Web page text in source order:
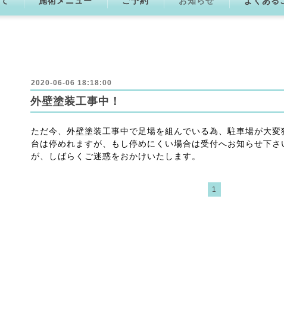
2020-06-06 18:18:00
外壁塗装工事中！
ただ今、外壁塗装工事中で足場を組んでいる為、駐車場が大
台は停めれますが、もし停めにくい場合は受付へお知らせ下
が、しばらくご迷惑をおかけいたします。
1